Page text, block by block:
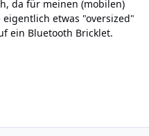
da für meinen (mobilen)
etwas "oversized"
ein Bluetooth Bricklet.